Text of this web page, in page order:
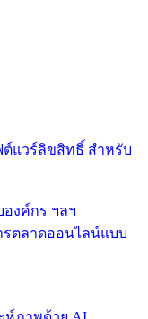
งค์กร ฯลฯ